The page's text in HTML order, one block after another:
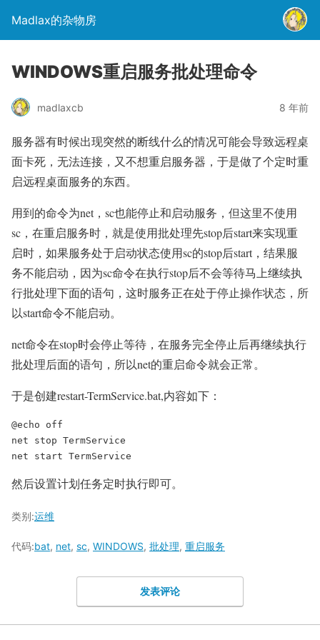
Madlax的杂物房
WINDOWS重启服务批处理命令
madlaxcb 8 年前
服务器有时候出现突然的断线什么的情况可能会导致远程桌
面卡死，无法连接，又不想重启服务器，于是做了个定时重
启远程桌面服务的东西。
用到的命令为net，sc也能停止和启动服务，但这里不使用
sc，在重启服务时，就是使用批处理先stop后start来实现重
启时，如果服务处于启动状态使用sc的stop后start，结果服
务不能启动，因为sc命令在执行stop后不会等待马上继续执
行批处理下面的语句，这时服务正在处于停止操作状态，所
以start命令不能启动。
net命令在stop时会停止等待，在服务完全停止后再继续执行
批处理后面的语句，所以net的重启命令就会正常。
于是创建restart-TermService.bat,内容如下：
@echo off
net stop TermService
然后设置计划任务定时执行即可。
类别:运维
代码:bat, net, sc, WINDOWS, 批处理, 重启服务
发表评论